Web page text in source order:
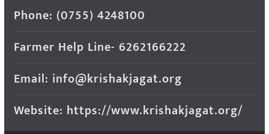
Phone: (0755) 4248100
Farmer Help Line- 6262166222
Email: info@krishakjagat.org
Website: https://www.krishakjagat.org/